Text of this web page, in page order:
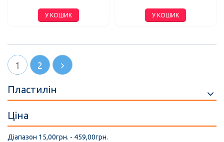
У КОШИК У КОШИК
1 2
Пластилін
Ціна
Діапазон 15,00грн. - 459,00грн.